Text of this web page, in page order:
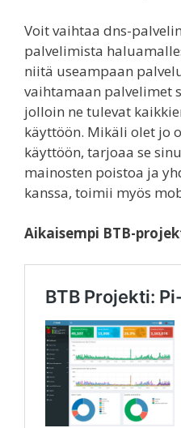
Voit vaihtaa dns-
palvelimista
niitä useampaan
vaihtamaan palvelimet
jolloin ne tulevat
käyttöön. Mikäli olet jo
käyttöön, tarjoaa se
mainosten poistoa ja
kanssa, toimii myös
Aikaisempi BTB-